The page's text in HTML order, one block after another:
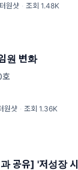
원샷 · 조회 1.48K
원 변화
호
원샷 · 조회 1.36K
공유] '저성장 시